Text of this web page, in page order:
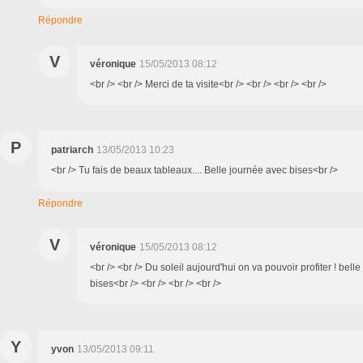
Répondre
V véronique 15/05/2013 08:12
<br /> <br /> Merci de ta visite<br /> <br /> <br /> <br />
P patriarch 13/05/2013 10:23
<br /> Tu fais de beaux tableaux.... Belle journée avec bises<br />
Répondre
V véronique 15/05/2013 08:12
<br /> <br /> Du soleil aujourd'hui on va pouvoir profiter !
bises<br /> <br /> <br /> <br />
Y yvon 13/05/2013 09:11